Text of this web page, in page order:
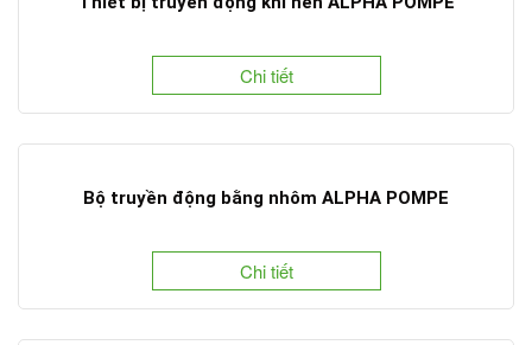
Chi tiết
Bộ truyền động bằng nhôm ALPHA POMPE
Chi tiết